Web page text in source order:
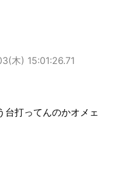
木) 15:01:26.71
台打ってんのかオメェ